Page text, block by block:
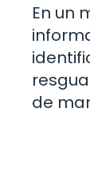
En un
de